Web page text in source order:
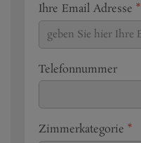
Ihre Email Adresse *
Telefonnummer
Zimmerkategorie *